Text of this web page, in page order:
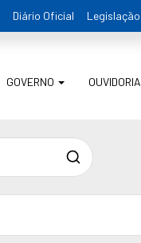
Diário Oficial Legislação
GOVERNO OUVIDORIA
Pesquisa